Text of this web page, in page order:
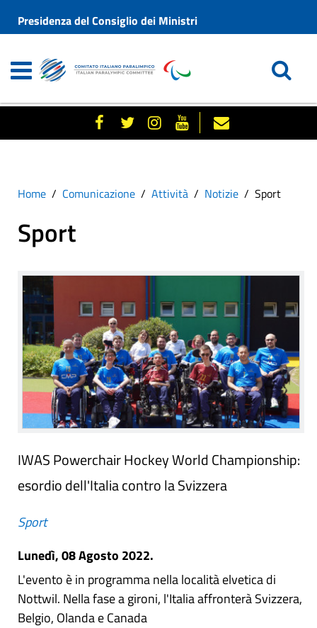
Presidenza del Consiglio dei Ministri
Home Comunicazione Attività Notizie Sport
Sport
IWAS Powerchair Hockey World Championship:
esordio dell'Italia contro la Svizzera
Sport
Lunedì, 08 Agosto 2022.
L'evento è in programma nella località elvetica di
Nottwil. Nella fase a gironi, l'Italia affronterà Svizzera,
Belgio, Olanda e Canada